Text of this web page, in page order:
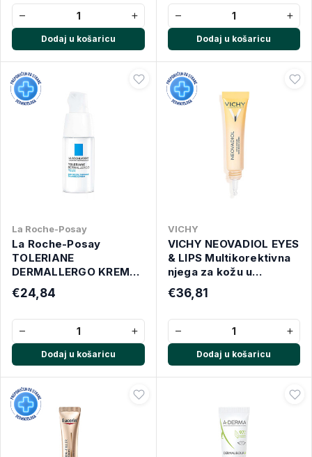
− +
Dodaj u košaricu
− +
Dodaj u košaricu
La Roche-Posay
La Roche-Posay
TOLERIANE
DERMALLERGO KREMA
OKO OČIJU 20ml
€24,84
− +
Dodaj u košaricu
VICHY
VICHY NEOVADIOL EYES
& LIPS Multikorektivna
njega za kožu u
menopauzi i
postmenopauzi za
usana, 15 ml
€36,81
− +
Dodaj u košaricu